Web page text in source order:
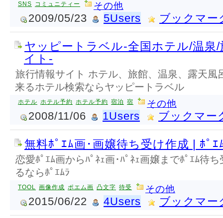
SNS コミュニティー その他
2009/05/23 5Users ブックマー
ヤッピートラベル-全国ホテル/温泉
イト-
旅行情報サイト ホテル、旅館、温泉、露天風
来るホテル検索ならヤッピートラベル
ホテル ホテル予約 ホテル予約 宿泊 宿 その他
2008/11/06 1Users ブックマー
無料ﾎﾟｴﾑ画･画嬢待ち受け作成 | ﾎﾟｴ
恋愛ﾎﾟｴﾑ画からﾊﾟﾈｪ画･ﾊﾟﾈｪ画嬢までﾎﾟｴﾑ待
るならﾎﾟｴﾑﾗ
TOOL 画像作成 ポエム画 凸文字 待受 その他
2015/06/22 4Users ブックマー